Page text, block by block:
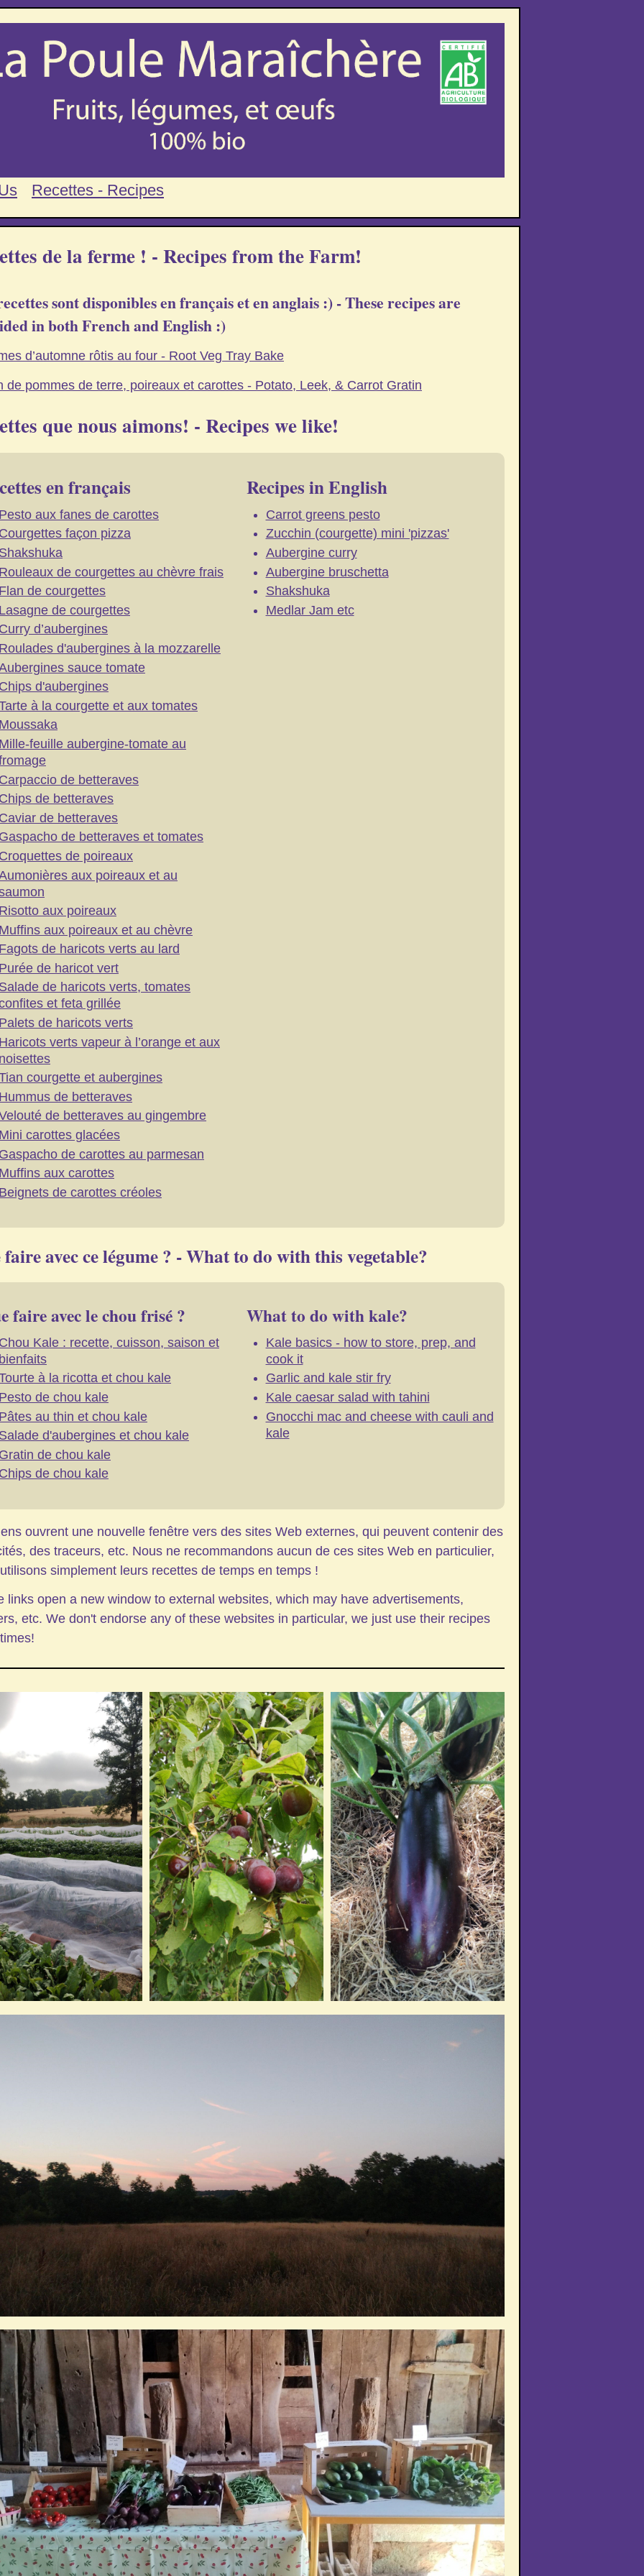
Recettes - Recipes
de la ferme ! - Recipes from the Farm!
sont disponibles en français et en anglais :) - These recipes are
in both French and English :)
d’automne rôtis au four - Root Veg Tray Bake
de pommes de terre, poireaux et carottes - Potato, Leek, & Carrot Gratin
que nous aimons! - Recipes we like!
en français
aux fanes de carottes
façon pizza
de courgettes au chèvre frais
de courgettes
de courgettes
d’aubergines
d'aubergines à la mozzarelle
sauce tomate
d'aubergines
à la courgette et aux tomates
feuille aubergine-tomate au
de betteraves
de betteraves
de betteraves
de betteraves et tomates
de poireaux
aux poireaux et au
aux poireaux
aux poireaux et au chèvre
de haricots verts au lard
de haricot vert
de haricots verts, tomates
et feta grillée
de haricots verts
verts vapeur à l’orange et aux
courgette et aubergines
de betteraves
de betteraves au gingembre
carottes glacées
de carottes au parmesan
aux carottes
de carottes créoles
Recipes in English
Carrot greens pesto
Zucchin (courgette) mini 'pizzas'
Aubergine curry
Aubergine bruschetta
Shakshuka
Medlar Jam etc
avec ce légume ? - What to do with this vegetable?
faire avec le chou frisé ?
Kale : recette, cuisson, saison et
à la ricotta et chou kale
de chou kale
au thin et chou kale
d'aubergines et chou kale
de chou kale
de chou kale
What to do with kale?
Kale basics - how to store, prep, and
cook it
Garlic and kale stir fry
Kale caesar salad with tahini
Gnocchi mac and cheese with cauli and
kale
ouvrent une nouvelle fenêtre vers des sites Web externes, qui peuvent contenir des
des traceurs, etc. Nous ne recommandons aucun de ces sites Web en particulier,
simplement leurs recettes de temps en temps !
links open a new window to external websites, which may have advertisements,
etc. We don't endorse any of these websites in particular, we just use their recipes